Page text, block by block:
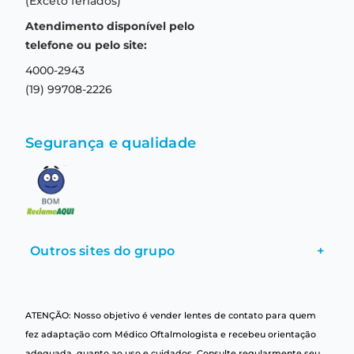
Aviso de privacidade
Termos e condições de uso
Central de relacionamento
Atendimento disponível pelo
telefone ou pelo site:
4000-2943
(19) 99708-2226
Segurança e qualidade
Outros sites do grupo +
ATENÇÃO: Nosso objetivo é vender lentes de contato para quem
fez adaptação com Médico Oftalmologista e recebeu orientação